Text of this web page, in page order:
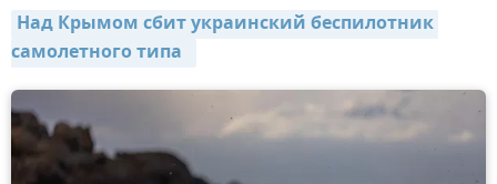
Над Крымом сбит украинский беспилотник
самолетного типа